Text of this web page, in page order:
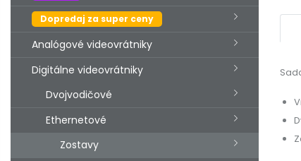
Dopredaj za super ceny
Analógové videovrátniky
Digitálne videovrátniky
Dvojvodičové
Ethernetové
Zostavy